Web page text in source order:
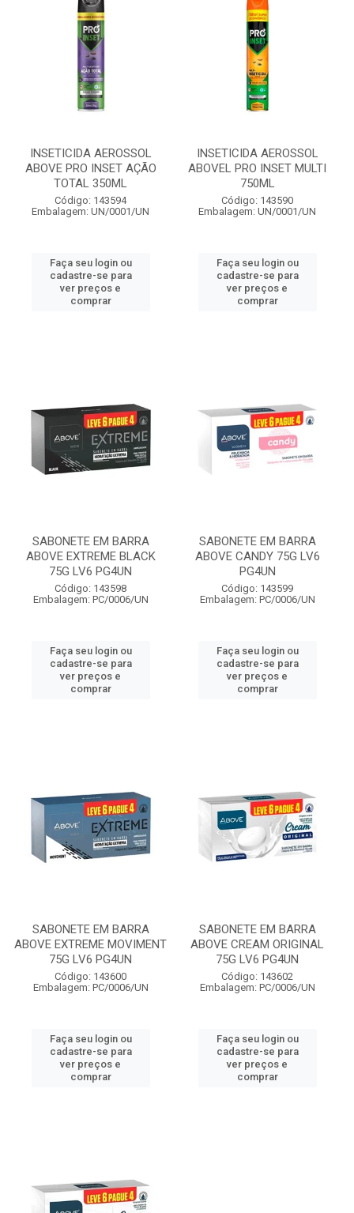
INSETICIDA AEROSSOL
ABOVE PRO INSET AÇÃO
TOTAL 350ML
Código: 143594
Embalagem: UN/0001/UN
Faça seu login ou
cadastre-se para
ver preços e
comprar
INSETICIDA AEROSSOL
ABOVEL PRO INSET MULTI
750ML
Código: 143590
Embalagem: UN/0001/UN
Faça seu login ou
cadastre-se para
ver preços e
comprar
SABONETE EM BARRA
ABOVE EXTREME BLACK
75G LV6 PG4UN
Código: 143598
Embalagem: PC/0006/UN
Faça seu login ou
cadastre-se para
ver preços e
comprar
SABONETE EM BARRA
ABOVE CANDY 75G LV6
PG4UN
Código: 143599
Embalagem: PC/0006/UN
Faça seu login ou
cadastre-se para
ver preços e
comprar
SABONETE EM BARRA
ABOVE EXTREME MOVIMENT
75G LV6 PG4UN
Código: 143600
Embalagem: PC/0006/UN
Faça seu login ou
cadastre-se para
ver preços e
comprar
SABONETE EM BARRA
ABOVE CREAM ORIGINAL
75G LV6 PG4UN
Código: 143602
Embalagem: PC/0006/UN
Faça seu login ou
cadastre-se para
ver preços e
comprar